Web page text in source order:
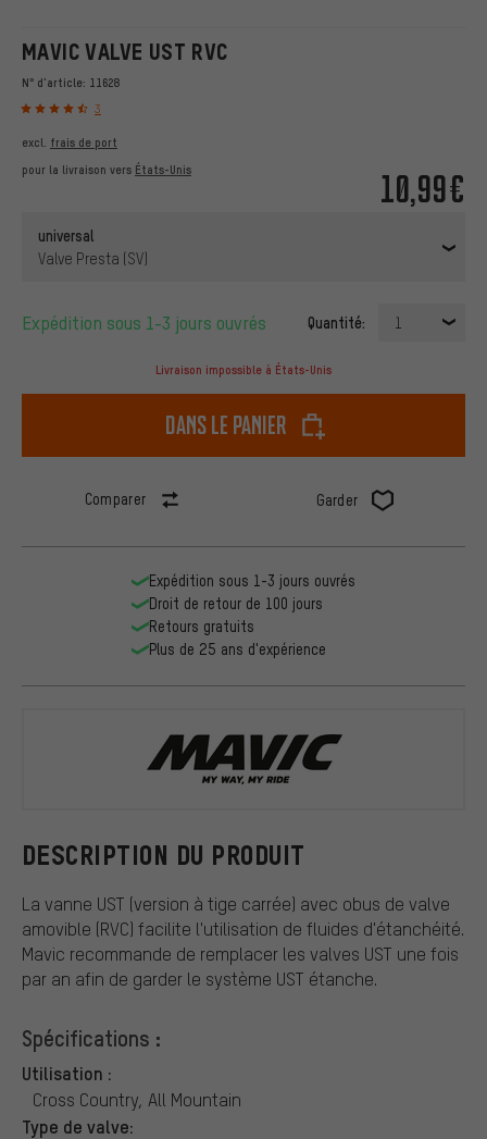
MAVIC VALVE UST RVC
N° d'article: 11628
3
10,99€
excl. frais de port
pour la livraison vers États-Unis
universal
Valve Presta (SV)
Expédition sous 1-3 jours ouvrés Quantité: 1
Livraison impossible à États-Unis
dans le panier
Comparer Garder
DESCRIPTION DU PRODUIT
La vanne UST (version à tige carrée) avec obus de valve
amovible (RVC) facilite l'utilisation de fluides d'étanchéité.
Mavic recommande de remplacer les valves UST une fois
par an afin de garder le système UST étanche.
Spécifications :
Utilisation :
Cross Country, All Mountain
Type de valve:
Expédition sous 1-3 jours ouvrés
Droit de retour de 100 jours
Retours gratuits
Plus de 25 ans d'expérience